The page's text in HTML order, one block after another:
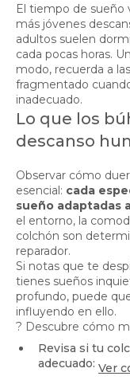
El tiempo de sueño
más jóvenes
adultos suelen
cada pocas horas.
modo, recuerda a
fragmentado
inadecuado.
Lo que los
descanso
Observar cómo
esencial: cada
sueño adaptadas
el entorno, la
colchón son
reparador.
Si notas que te
tienes sueños
profundo, puede
influyendo en ello.
? Descubre cómo
Revisa si tu
adecuado: Ver